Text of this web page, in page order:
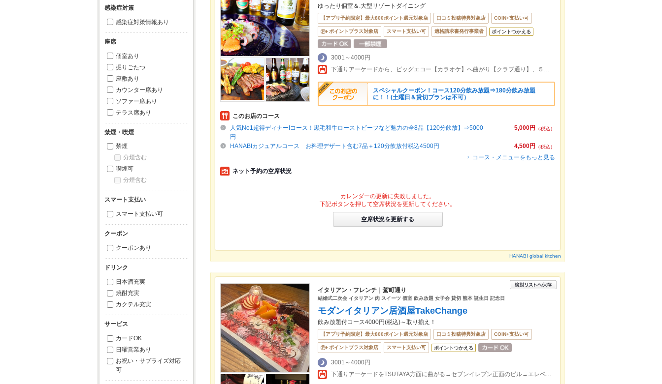
感染症対策
感染症対策情報あり
座席
個室あり
掘りごたつ
座敷あり
カウンター席あり
ソファー席あり
テラス席あり
禁煙・喫煙
禁煙
分煙含む
喫煙可
分煙含む
スマート支払い
スマート支払い可
クーポン
クーポンあり
ドリンク
日本酒充実
焼酎充実
カクテル充実
サービス
カードOK
日曜営業あり
お祝い・サプライズ対応
可
ゆったり個室＆.大型リゾートダイニング
【アプリ予約限定】最大800ポイント還元対象店 口コミ投稿特典対象店 COIN+支払い可
ポイントプラス対象店 スマート支払い可 適格請求書発行事業者 ポイントつかえる
3001～4000円
下通りアーケードから、ビッグエコー【カラオケ】へ曲がり【クラブ通り】、５０m先の左手のビル【たそがれ東館】の地下
スペシャルクーポン！コース120分飲み放題⇒180分飲み放題
に！！(土曜日＆貸切プランは不可）
このお店のコース
5,000円
（税込）
人気No1超得ディナーIコース！黒毛和牛ローストビーフなど魅力の全8品【120分飲放】⇒5000
円
4,500円
（税込）
HANABIカジュアルコース お料理デザート含む7品＋120分飲放付税込4500円
コース・メニューをもっと見る
ネット予約の空席状況
カレンダーの更新に失敗しました。
下記ボタンを押して空席状況を更新してください。
空席状況を更新する
HANABI global kitchen
イタリアン・フレンチ｜駕町通り
結婚式二次会 イタリアン 肉 スイーツ 個室 飲み放題 女子会 貸切 熊本 誕生日 記念日
モダンイタリアン居酒屋TakeChange
飲み放題付コース4000円(税込)～取り揃え！
【アプリ予約限定】最大800ポイント還元対象店 口コミ投稿特典対象店 COIN+支払い可
ポイントプラス対象店 スマート支払い可 ポイントつかえる
3001～4000円
下通りアーケードをTSUTAYA方面に曲がる→セブンイレブン正面のビル→エレベーターで9階へ【駕町通】